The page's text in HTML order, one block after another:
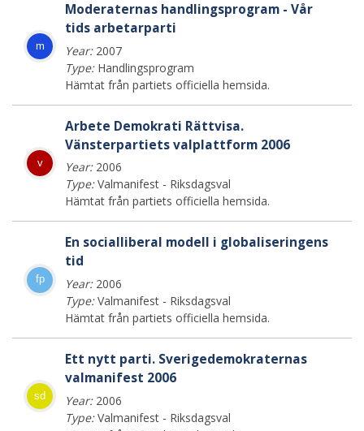
m
Moderaternas handlingsprogram - Vår
tids arbetarparti
Year:2007
Type:Handlingsprogram
Hämtat från partiets officiella hemsida.
v
Arbete Demokrati Rättvisa.
Vänsterpartiets valplattform 2006
Year:2006
Type:Valmanifest - Riksdagsval
Hämtat från partiets officiella hemsida.
fp
En socialliberal modell i globaliseringens
tid
Year:2006
Type:Valmanifest - Riksdagsval
Hämtat från partiets officiella hemsida.
sd
Ett nytt parti. Sverigedemokraternas
valmanifest 2006
Year:2006
Type:Valmanifest - Riksdagsval